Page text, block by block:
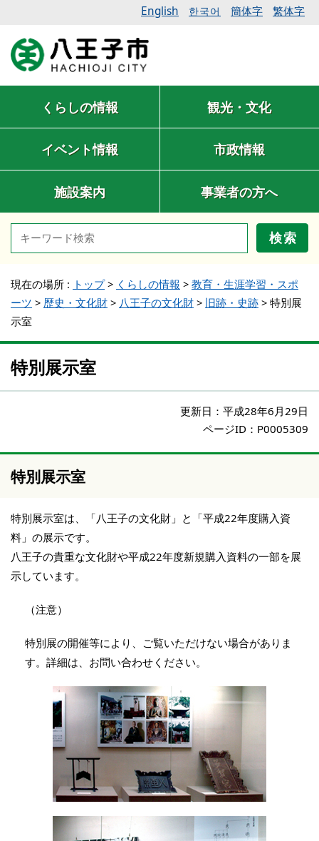
English 한국어 簡体字 繁体字
くらしの情報 観光・文化
イベント情報 市政情報
施設案内 事業者の方へ
検索
現在の場所 : トップ> くらしの情報 > 教育・生涯学習・スポ
ーツ > 歴史・文化財 > 八王子の文化財 > 旧跡・史跡 > 特別展
示室
特別展示室
更新日： 平成28年6月29日
ページID：P0005309
特別展示室
特別展示室は、「八王子の文化財」と「平成22年度購入資
料」の展示です。
八王子の貴重な文化財や平成22年度新規購入資料の一部を展
示しています。
（注意）
特別展の開催等により、ご覧いただけない場合がありま
す。詳細は、お問い合わせください。